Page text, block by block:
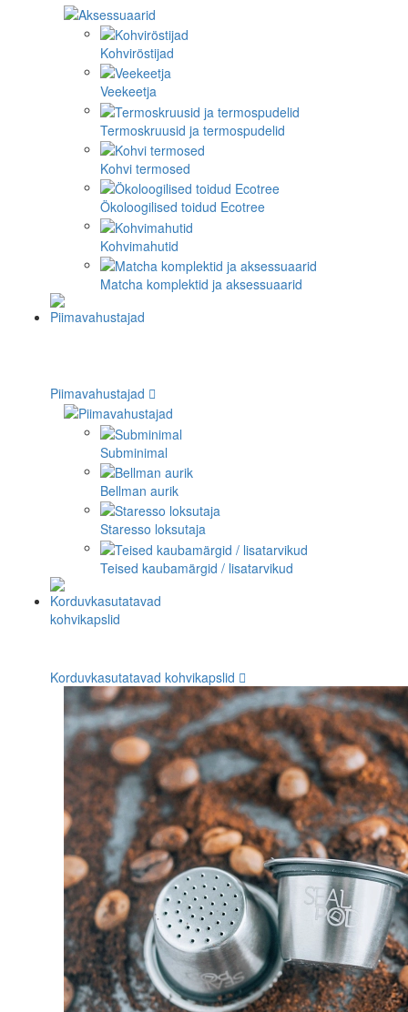
Kohviröstijad
Veekeetja
Termoskruusid ja termospudelid
Kohvi termosed
Ökoloogilised toidud Ecotree
Kohvimahutid
Matcha komplektid ja aksessuaarid
Piimavahustajad
Subminimal
Bellman aurik
Staresso loksutaja
Teised kaubamärgid / lisatarvikud
Korduvkasutatavad kohvikapslid